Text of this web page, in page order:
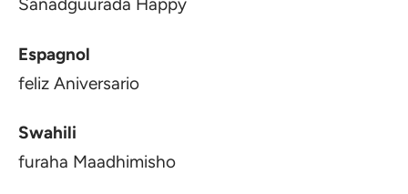
Sanadguurada Happy
Espagnol
feliz Aniversario
Swahili
furaha Maadhimisho